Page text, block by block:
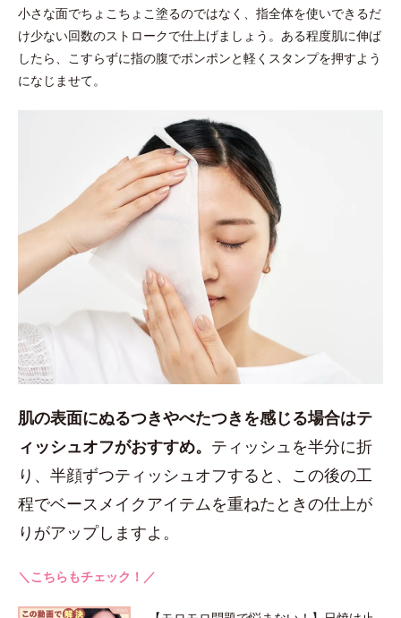
小さな面でちょこちょこ塗るのではなく、指全体を使いできるだ
け少ない回数のストロークで仕上げましょう。ある程度肌に伸ば
したら、こすらずに指の腹でポンポンと軽くスタンプを押すよう
になじませて。
肌の表面にぬるつきやべたつきを感じる場合はテ
ィッシュオフがおすすめ。 ティッシュを半分に折
り、半顔ずつティッシュオフすると、この後の工
程でベースメイクアイテムを重ねたときの仕上が
りがアップしますよ。
＼こちらもチェック！／